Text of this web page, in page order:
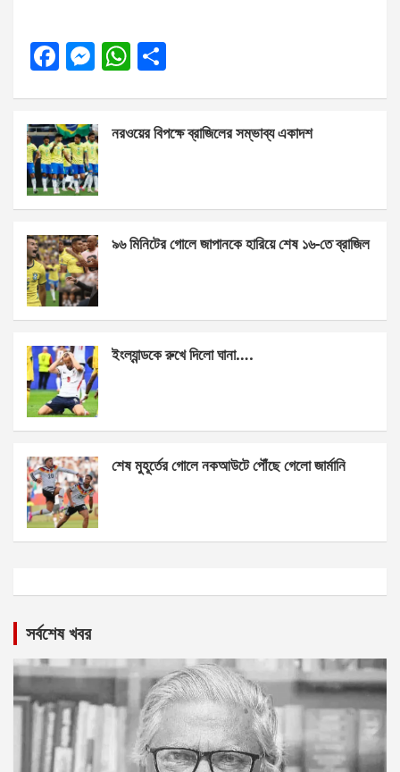
F
b
o
o
k
M
n
g
er
W
s
p
e
নরওয়ের বিপক্ষে ব্রাজিলের সম্ভাব্য একাদশ
৯৬ মিনিটের গোলে জাপানকে হারিয়ে শেষ ১৬-তে ব্রাজিল
ইংল্যান্ডকে রুখে দিলো ঘানা….
শেষ মুহূর্তের গোলে নকআউটে পৌঁছে গেলো জার্মানি
সর্বশেষ খবর